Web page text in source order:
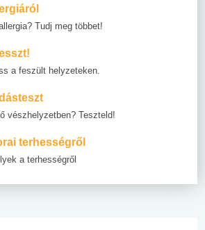
Tudj meg többet!
a feszült helyzeteken.
vészhelyzetben? Teszteld!
terhességről
a terhességről